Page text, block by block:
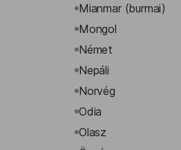
Mianmar (burmai)
Mongol
Német
Nepáli
Norvég
Odia
Olasz